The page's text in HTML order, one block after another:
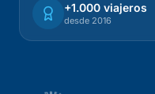
+1.000 viajeros
desde 2016